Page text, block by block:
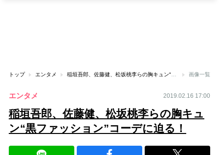
トップ エンタメ 稲垣吾郎、佐藤健、松坂桃李らの胸キュン“黒ファッション”コーデに迫る！ 画像一覧
エンタメ 2019.02.16 17:00
稲垣吾郎、佐藤健、松坂桃李らの胸キュ
ン“黒ファッション”コーデに迫る！